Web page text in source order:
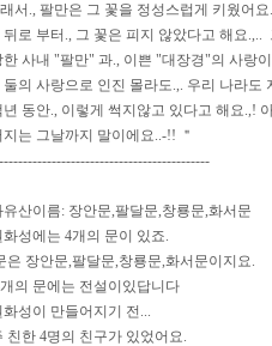
서., 팔만은 그 꽃을 정성스럽게 키웠어
로 부터., 그 꽃은 피지 않았다고 해요.,..
한 사내 "팔만" 과., 이쁜 "대장경"의 사랑
의 사랑으로 인진 몰라도.,. 우리 나라도
년 동안., 이렇게 썩지않고 있다고 해요.,!
지는 그날까지 말이에요..-!! ＂
유산이름: 장안문,팔달문,창룡문,화서문
화성에는 4개의 문이 있죠.
은 장안문,팔달문,창룡문,화서문이지요.
의 문에는 전설이있답니다
화성이 만들어지기 전...
친한 4명의 친구가 있었어요.